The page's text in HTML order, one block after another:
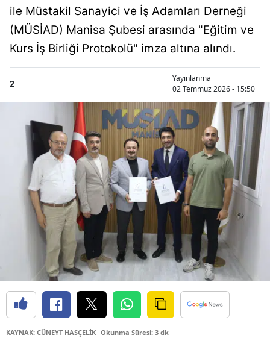
ile Müstakil Sanayici ve İş Adamları Derneği
(MÜSİAD) Manisa Şubesi arasında "Eğitim ve
Kurs İş Birliği Protokolü" imza altına alındı.
2
Yayınlanma
02 Temmuz 2026 - 15:50
KAYNAK: CÜNEYT HASÇELİK Okunma Süresi: 3 dk